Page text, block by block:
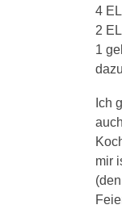
4
2
1
Ich
mir